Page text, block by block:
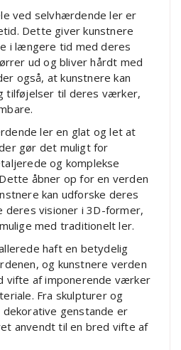
ved selvhærdende ler er
Dette giver kunstnere
i længere tid med deres
ud og bliver hårdt med
også, at kunstnere kan
tilføjelser til deres værker,
ler en glat og let at
gør det muligt for
og komplekse
åbner op for en verden
kan udforske deres
deres visioner i 3D-former,
med traditionelt ler.
haft en betydelig
og kunstnere verden
vifte af imponerende værker
Fra skulpturer og
genstande er
anvendt til en bred vifte af